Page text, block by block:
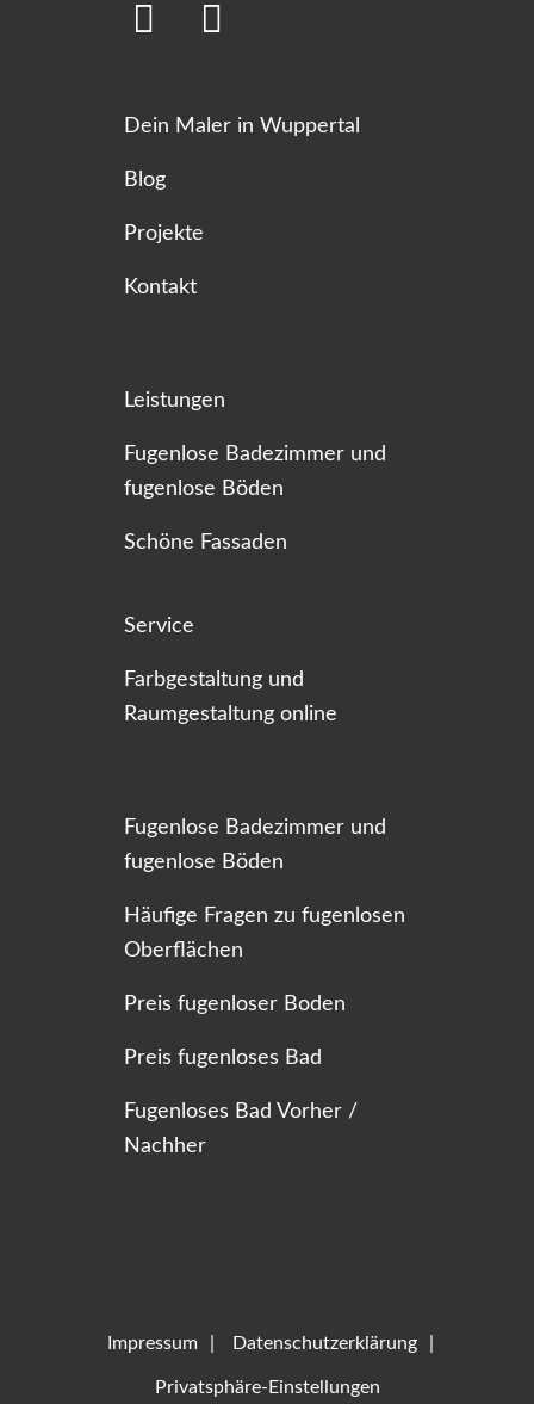
Dein Maler in Wuppertal
Blog
Projekte
Kontakt
Leistungen
Fugenlose Badezimmer und
fugenlose Böden
Schöne Fassaden
Service
Farbgestaltung und
Raumgestaltung online
Fugenlose Badezimmer und
fugenlose Böden
Häufige Fragen zu fugenlosen
Oberflächen
Preis fugenloser Boden
Preis fugenloses Bad
Fugenloses Bad Vorher /
Nachher
Impressum Datenschutzerklärung
Privatsphäre-Einstellungen